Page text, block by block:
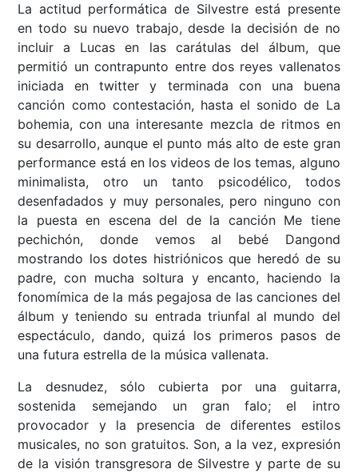
La actitud performática de Silvestre está presente
en todo su nuevo trabajo, desde la decisión de no
incluir a Lucas en las carátulas del álbum, que
permitió un contrapunto entre dos reyes vallenatos
iniciada en twitter y terminada con una buena
canción como contestación, hasta el sonido de La
bohemia, con una interesante mezcla de ritmos en
su desarrollo, aunque el punto más alto de este gran
performance está en los videos de los temas, alguno
minimalista, otro un tanto psicodélico, todos
desenfadados y muy personales, pero ninguno con
la puesta en escena del de la canción Me tiene
pechichón, donde vemos al bebé Dangond
mostrando los dotes histriónicos que heredó de su
padre, con mucha soltura y encanto, haciendo la
fonomímica de la más pegajosa de las canciones del
álbum y teniendo su entrada triunfal al mundo del
espectáculo, dando, quizá los primeros pasos de
una futura estrella de la música vallenata.
La desnudez, sólo cubierta por una guitarra,
sostenida semejando un gran falo; el intro
provocador y la presencia de diferentes estilos
musicales, no son gratuitos. Son, a la vez, expresión
de la visión transgresora de Silvestre y parte de su